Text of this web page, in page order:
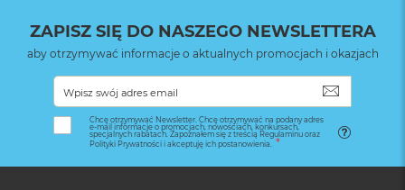
ZAPISZ SIĘ DO NASZEGO NEWSLETTERA
aby otrzymywać informacje o aktualnych promocjach i okazjach
Chcę otrzymywać Newsletter. Chcę otrzymywać na podany adres
e-mail informacje o promocjach, nowościach, konkursach,
specjalnych rabatach. Zapoznałem się z treścią Regulaminu oraz
Polityki Prywatności i akceptuję ich postanowienia.